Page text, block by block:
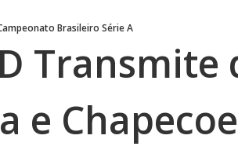
Brasileiro Série A
e